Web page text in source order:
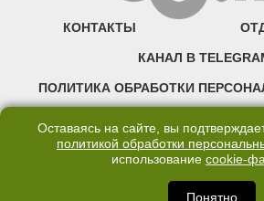
КОНТАКТЫ
КАНАЛ В
ПОЛИТИКА ОБРАБОТКИ
©2007—2025 66.RU. Воспроизведение, сообщение,
правообладателя запрещено. Сетевое издание
Оставаясь на сайте, вы
политикой обработки
использование cookie-
Понятно